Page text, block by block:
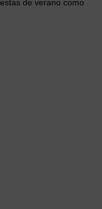
de verano como